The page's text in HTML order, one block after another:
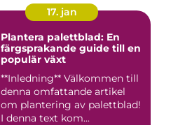
17. jan
Plantera palettblad: En
färgsprakande guide till en
populär växt
**Inledning** Välkommen till
denna omfattande artikel
om plantering av palettblad!
I denna text kom...